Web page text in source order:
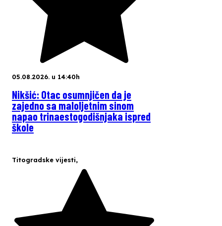
05.08.2026. u 14:40h
Nikšić: Otac osumnjičen da je
zajedno sa maloljetnim sinom
napao trinaestogodišnjaka ispred
škole
Titogradske vijesti,